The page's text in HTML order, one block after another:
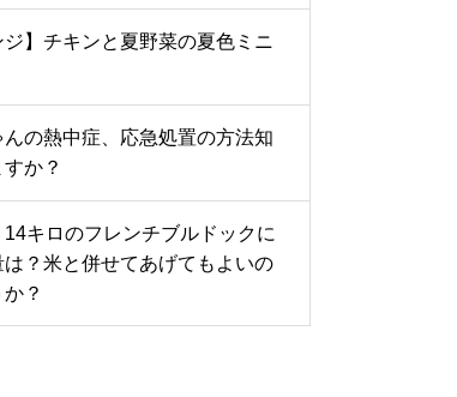
ジ】チキンと夏野菜の夏色ミニ
んの熱中症、応急処置の方法知
か？
14キロのフレンチブルドックに
は？米と併せてあげてもよいの
？